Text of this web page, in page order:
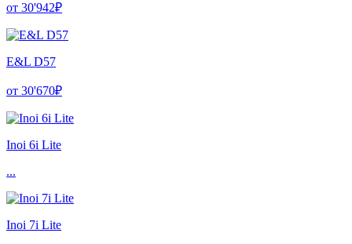
от 30'942₽
E&L D57
от 30'670₽
Inoi 6i Lite
...
Inoi 7i Lite